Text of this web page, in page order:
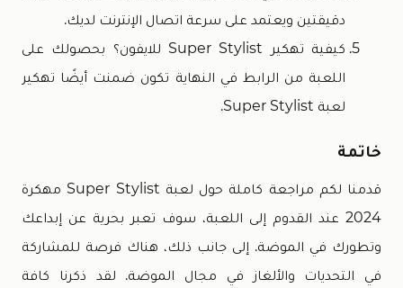
دقيقتين ويعتمد على سرعة اتصال الإنترنت لديك.
كيفية تهكير Super Stylist للايفون؟ بحصولك على
اللعبة من الرابط في النهاية تكون ضمنت أيضًا تهكير
لعبة Super Stylist.
خاتمة
قدمنا لكم مراجعة كاملة حول لعبة Super Stylist مهكرة
2024 عند القدوم إلى اللعبة، سوف تعبر بحرية عن إبداعك
وتطورك في الموضة. إلى جانب ذلك، هناك فرصة للمشاركة
في التحديات والألغاز في مجال الموضة. لقد ذكرنا كافة